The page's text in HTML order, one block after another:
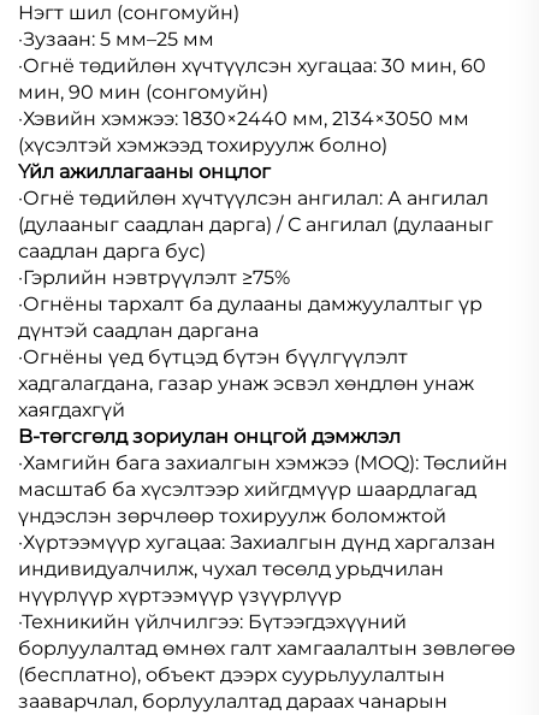
Нэгт шил (сонгомуйн)
·Зузаан: 5 мм–25 мм
·Огнё төдийлөн хүчтүүлсэн хугацаа: 30 мин, 60
мин, 90 мин (сонгомуйн)
·Хэвийн хэмжээ: 1830×2440 мм, 2134×3050 мм
(хүсэлтэй хэмжээд тохируулж болно)
Үйл ажиллагааны онцлог
·Огнё төдийлөн хүчтүүлсэн ангилал: А ангилал
(дулааныг саадлан дарга) / С ангилал (дулааныг
саадлан дарга бус)
·Гэрлийн нэвтрүүлэлт ≥75%
·Огнёны тархалт ба дулааны дамжуулалтыг үр
дүнтэй саадлан даргана
·Огнёны үед бүтцэд бүтэн бүүлгүүлэлт
хадгалагдана, газар унаж эсвэл хөндлөн унаж
хаягдахгүй
B-төгсгөлд зориулан онцгой дэмжлэл
·Хамгийн бага захиалгын хэмжээ (MOQ): Төслийн
масштаб ба хүсэлтээр хийгдмүүр шаардлагад
үндэслэн зөрчлөөр тохируулж боломжтой
·Хүртээмүүр хугацаа: Захиалгын дүнд харгалзан
индивидуалчилж, чухал төсөлд урьдчилан
нүүрлүүр хүртээмүүр үзүүрлүүр
·Техникийн үйлчилгээ: Бүтээгдэхүүний
борлуулалтад өмнөх галт хамгаалалтын зөвлөгөө
(бесплатно), объект дээрх суурьлуулалтын
зааварчлал, борлуулалтад дараах чанарын